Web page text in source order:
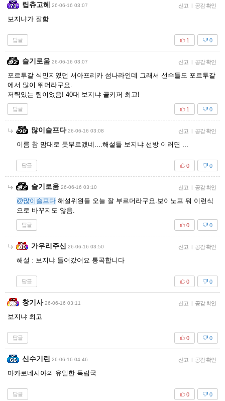
립츄고혜 26-06-16 03:07 신고 | 공감 확인
보지냐가 잘함
답글 0
1
슬기로움 26-06-16 03:07 신고 | 공감 확인
포르투갈 식민지였던 서아프리카 섬나라인데 그래서 선수들도 포르투갈
에서 많이 뛰더라구요.
저력있는 팀이었음! 40대 보지냐 골키퍼 최고!
답글 0
1
많이슬프다 26-06-16 03:08 신고 | 공감 확인
이름 참 맘대로 못부르겠네....해설들 보지냐 선방 이러면 ...
답글 0
0
슬기로움 26-06-16 03:10 신고 | 공감 확인
@많이슬프다 해설위원들 오늘 잘 부르더라구요.보이노프 뭐 이런식
으로 바꾸지도 않음.
답글 0
0
가우리주신 26-06-16 03:50 신고 | 공감 확인
해설 : 보지냐 들어갔어요 통곡합니다
답글 0
0
창기사 26-06-16 03:11 신고 | 공감 확인
보지냐 최고
답글 0
0
신수기린 26-06-16 04:46 신고 | 공감 확인
마카로네시아의 유일한 독립국
답글 0
0